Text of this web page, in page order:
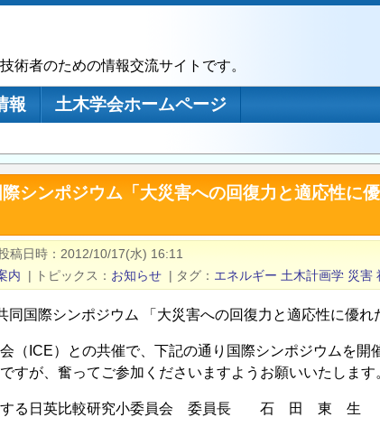
術者のための情報交流サイトです。
報
土木学会ホームページ
シンポジウム「大災害への回復力と適応性に
稿日時
2012/10/17(水) 16:11
内 | トピックス お知らせ | タグ エネルギー 土木計画学 災害
同国際シンポジウム 「大災害への回復力と適応性に優れ
（ICE）との共催で、下記の通り国際シンポジウムを開
すが、奮ってご参加くださいますようお願いいたします
する日英比較研究小委員会 委員長 石 田 東 生